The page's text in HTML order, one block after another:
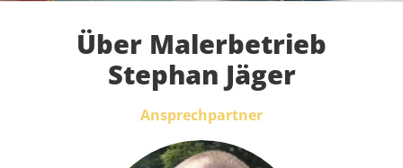
Über Malerbetrieb
Stephan Jäger
Ansprechpartner